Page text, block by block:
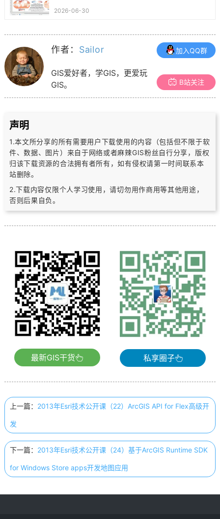
2026-06-30
作者： Sailor
GIS爱好者，学GIS，更爱玩
GIS。
加入QQ群
B站关注
声明
1.本文所分享的所有需要用户下载使用的内容（包括但不限于软
件、数据、图片） 来自于网络或者麻辣GIS粉丝自行分享，版权
归该下载资源的合法拥有者所有，如有侵权请第一时间联系本
站删除。
2.下载内容仅限个人学习使用，请切勿用作商用等其他用途，
否则后果自负。
最新GIS干货 私享圈子
上一篇： 2013年Esri技术公开课（22）ArcGIS API for Flex高级开
发
下一篇： 2013年Esri技术公开课（24）基于ArcGIS Runtime SDK
for Windows Store apps开发地图应用